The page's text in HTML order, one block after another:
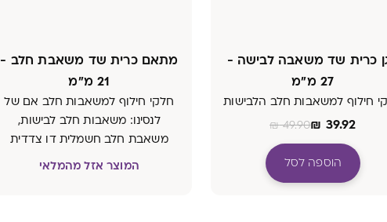
כרית שד משאבה לבישה -
27 מ"מ
חילוף למשאבות חלב הלבישות
₪ 39.92
₪49.90
הוספה לסל
מתאם כרית שד משאבת חלב -
21 מ"מ
חלקי חילוף למשאבות חלב אם של
לנסינו: משאבות חלב לבישות,
משאבת חלב חשמלית דו צדדית
קלאסית רגילה, וגם למשאבה
המוצר אזל מהמלאי